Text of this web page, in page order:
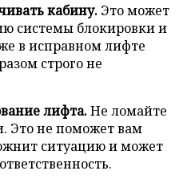
кабину. Это может
системы блокировки и
в исправном лифте
строго не
лифта.Не ломайте
Это не поможет вам
ситуацию и может